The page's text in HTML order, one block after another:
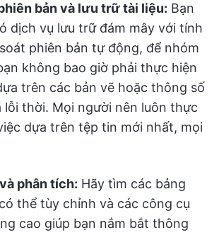
bản và lưu trữ tài liệu: Bạn
dịch vụ lưu trữ đám mây với tính
phiên bản tự động, để nhóm
không bao giờ phải thực hiện
trên các bản vẽ hoặc thông số
lỗi thời. Mọi người nên luôn thực
dựa trên tệp tin mới nhất, mọi
phân tích: Hãy tìm các bảng
thể tùy chỉnh và các công cụ
cao giúp bạn nắm bắt thông